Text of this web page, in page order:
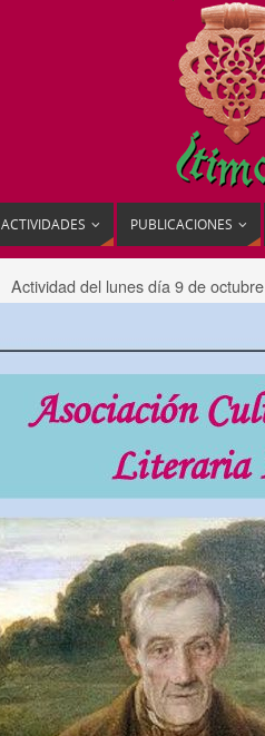
ACTIVIDADES PUBLICACIONES
Actividad del lunes día 9 de octubre